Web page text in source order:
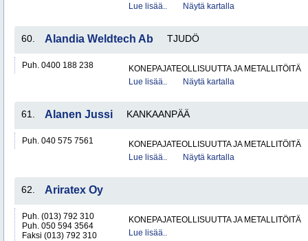
Lue lisää..
Näytä kartalla
60. Alandia Weldtech Ab TJUDÖ
Puh. 0400 188 238
KONEPAJATEOLLISUUTTA JA METALLITÖITÄ
Lue lisää..
Näytä kartalla
61. Alanen Jussi KANKAANPÄÄ
Puh. 040 575 7561
KONEPAJATEOLLISUUTTA JA METALLITÖITÄ
Lue lisää..
Näytä kartalla
62. Ariratex Oy
Puh. (013) 792 310
Puh. 050 594 3564
Faksi (013) 792 310
KONEPAJATEOLLISUUTTA JA METALLITÖITÄ
Lue lisää..